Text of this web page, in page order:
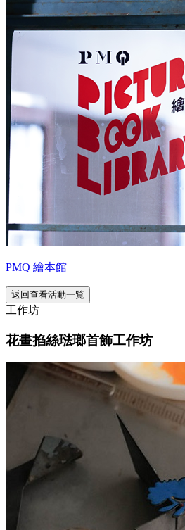
PMQ 繪本館
返回查看活動一覧
工作坊
花畫掐絲琺瑯首飾工作坊